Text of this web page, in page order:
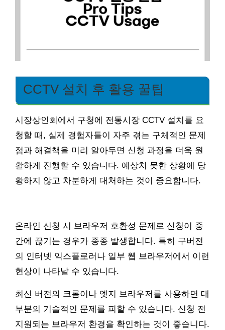
CCTV 설치 후 활용 꿀팁
시장상인회에서 구청에 전통시장 CCTV 설치를 요
청할 때, 실제 경험자들이 자주 겪는 구체적인 문제
점과 해결책을 미리 알아두면 신청 과정을 더욱 원
활하게 진행할 수 있습니다. 예상치 못한 상황에 당
황하지 않고 차분하게 대처하는 것이 중요합니다.
온라인 신청 시 브라우저 호환성 문제로 신청이 중
간에 끊기는 경우가 종종 발생합니다. 특히 구버전
의 인터넷 익스플로러나 일부 웹 브라우저에서 이런
현상이 나타날 수 있습니다.
최신 버전의 크롬이나 엣지 브라우저를 사용하면 대
부분의 기술적인 문제를 피할 수 있습니다. 신청 전
지원되는 브라우저 환경을 확인하는 것이 좋습니다.